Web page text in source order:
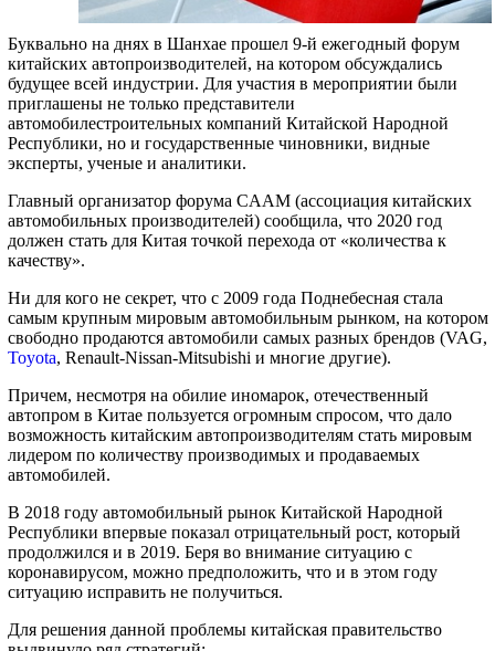
Буквально на днях в Шанхае прошел 9-й ежегодный форум
китайских автопроизводителей, на котором обсуждались
будущее всей индустрии. Для участия в мероприятии были
приглашены не только представители
автомобилестроительных компаний Китайской Народной
Республики, но и государственные чиновники, видные
эксперты, ученые и аналитики.
Главный организатор форума CAAM (ассоциация китайских
автомобильных производителей) сообщила, что 2020 год
должен стать для Китая точкой перехода от «количества к
качеству».
Ни для кого не секрет, что с 2009 года Поднебесная стала
самым крупным мировым автомобильным рынком, на котором
свободно продаются автомобили самых разных брендов (VAG,
Toyota, Renault-Nissan-Mitsubishi и многие другие).
Причем, несмотря на обилие иномарок, отечественный
автопром в Китае пользуется огромным спросом, что дало
возможность китайским автопроизводителям стать мировым
лидером по количеству производимых и продаваемых
автомобилей.
В 2018 году автомобильный рынок Китайской Народной
Республики впервые показал отрицательный рост, который
продолжился и в 2019. Беря во внимание ситуацию с
коронавирусом, можно предположить, что и в этом году
ситуацию исправить не получиться.
Для решения данной проблемы китайская правительство